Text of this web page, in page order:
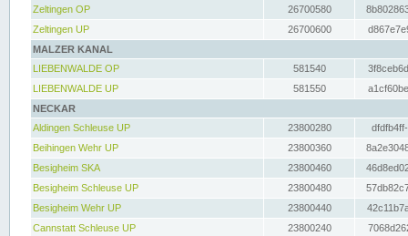
Zeltingen OP
26700580
Zeltingen UP
26700600
MALZER KANAL
LIEBENWALDE OP
581540
LIEBENWALDE UP
581550
NECKAR
Aldingen Schleuse UP
23800280
Beihingen Wehr UP
23800360
Besigheim SKA
23800460
Besigheim Schleuse UP
23800480
Besigheim Wehr UP
23800440
Cannstatt Schleuse UP
23800240